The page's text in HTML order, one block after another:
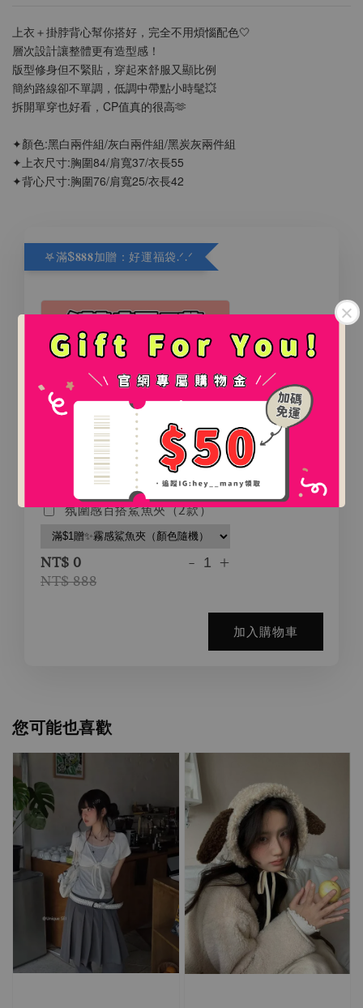
.
.
上衣＋掛脖背心幫你搭好，完全不用煩惱配色🤍
層次設計讓整體更有造型感！
版型修身但不緊貼，穿起來舒服又顯比例
簡約路線卻不單調，低調中帶點小時髦💥
拆開單穿也好看，CP值真的很高🫶
✦顏色:黑白兩件組/灰白兩件組/黑炭灰兩件組
✦上衣尺寸:胸圍84/肩寬37/衣長55
✦背心尺寸:胸圍76/肩寬25/衣長42
𖤐滿$𝟖𝟖𝟖加贈：好運福袋.ᐟ‪.ᐟ
氛圍感百搭鯊魚夾（2款）
NT$ 0
NT$ 888
- +
加入購物車
您可能也喜歡